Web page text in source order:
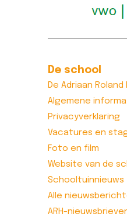
De school
De Adriaan
Algemene
Privacyverklaring
Vacatures en
Foto en film
Website van de
Schooltuinnieuws
Alle
ARH-